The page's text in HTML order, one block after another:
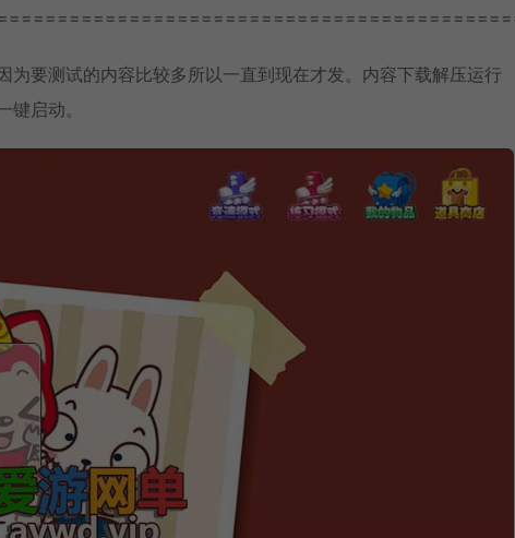
要测试的内容比较多所以一直到现在才发。内容下载解压运行
启动。